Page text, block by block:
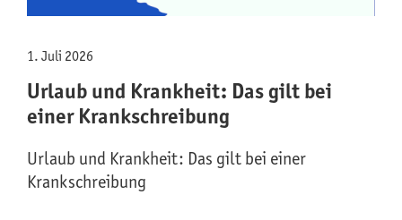
1. Juli 2026
Urlaub und Krankheit: Das gilt bei
einer Krankschreibung
Urlaub und Krankheit: Das gilt bei einer
Krankschreibung